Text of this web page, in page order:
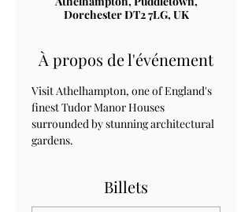
Dorchester DT2 7LG, UK
À propos de l'événement
Visit Athelhampton, one of England's
finest Tudor Manor Houses
surrounded by stunning architectural
gardens.
Billets